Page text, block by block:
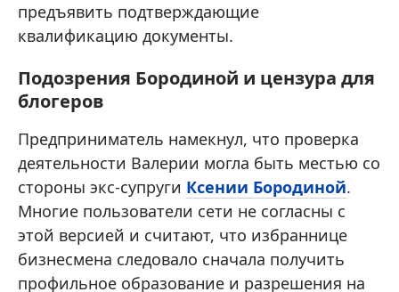
предъявить подтверждающие
квалификацию документы.
Подозрения Бородиной и цензура для
блогеров
Предприниматель намекнул, что проверка
деятельности Валерии могла быть местью со
стороны экс-супруги Ксении Бородиной.
Многие пользователи сети не согласны с
этой версией и считают, что избраннице
бизнесмена следовало сначала получить
профильное образование и разрешения на